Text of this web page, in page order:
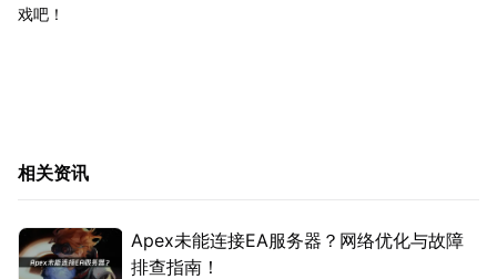
戏吧！
相关资讯
Apex未能连接EA服务器？网络优化与故障
排查指南！